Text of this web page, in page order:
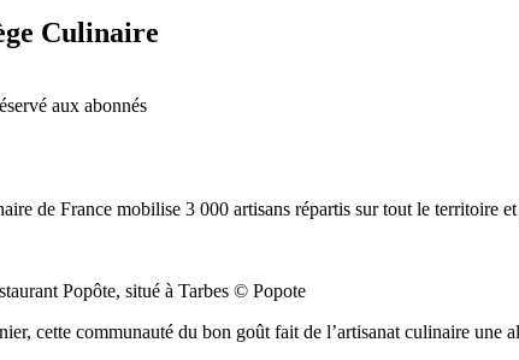
Culinaire
aux abonnés
de France mobilise 3 000 artisans répartis sur tout le territoire
Popôte, situé à Tarbes © Popote
cette communauté du bon goût fait de l’artisanat culinaire une